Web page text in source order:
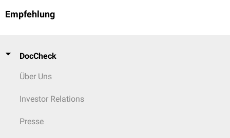
Empfehlung
DocCheck
Über Uns
Investor Relations
Presse